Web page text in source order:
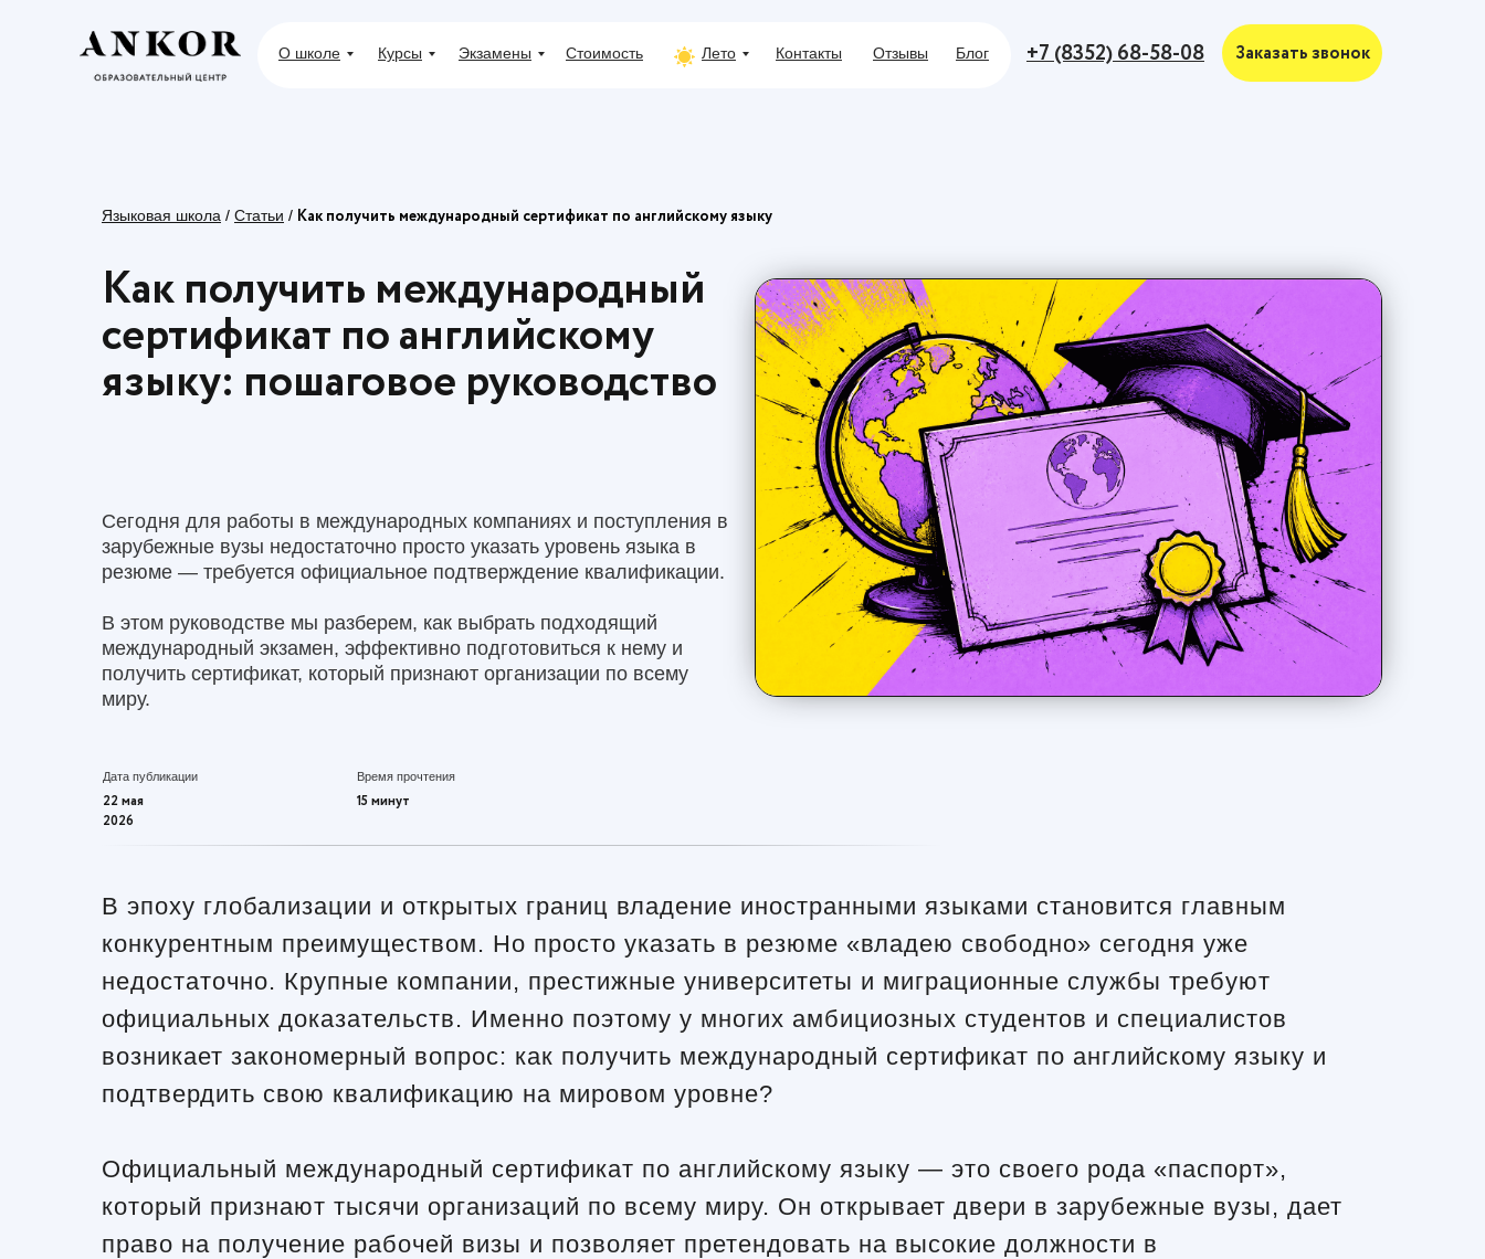
Заказать звонок
+7 (8352) 68-58-08
О школе Курсы Экзамены Стоимость Контакты Отзывы Блог
Лето
Языковая школа / Статьи / Как получить международный сертификат по английскому языку
Как получить международный
сертификат по английскому
языку: пошаговое руководство
Сегодня для работы в международных компаниях и поступления в
зарубежные вузы недостаточно просто указать уровень языка в
резюме — требуется официальное подтверждение квалификации.
В этом руководстве мы разберем, как выбрать подходящий
международный экзамен, эффективно подготовиться к нему и
получить сертификат, который признают организации по всему
миру.
Дата публикации
22 мая
2026
Время прочтения
15 минут
В эпоху глобализации и открытых границ владение иностранными языками становится главным
конкурентным преимуществом. Но просто указать в резюме «владею свободно» сегодня уже
недостаточно. Крупные компании, престижные университеты и миграционные службы требуют
официальных доказательств. Именно поэтому у многих амбициозных студентов и специалистов
возникает закономерный вопрос: как получить международный сертификат по английскому языку и
подтвердить свою квалификацию на мировом уровне?
Официальный международный сертификат по английскому языку — это своего рода «паспорт»,
который признают тысячи организаций по всему миру. Он открывает двери в зарубежные вузы, дает
право на получение рабочей визы и позволяет претендовать на высокие должности в